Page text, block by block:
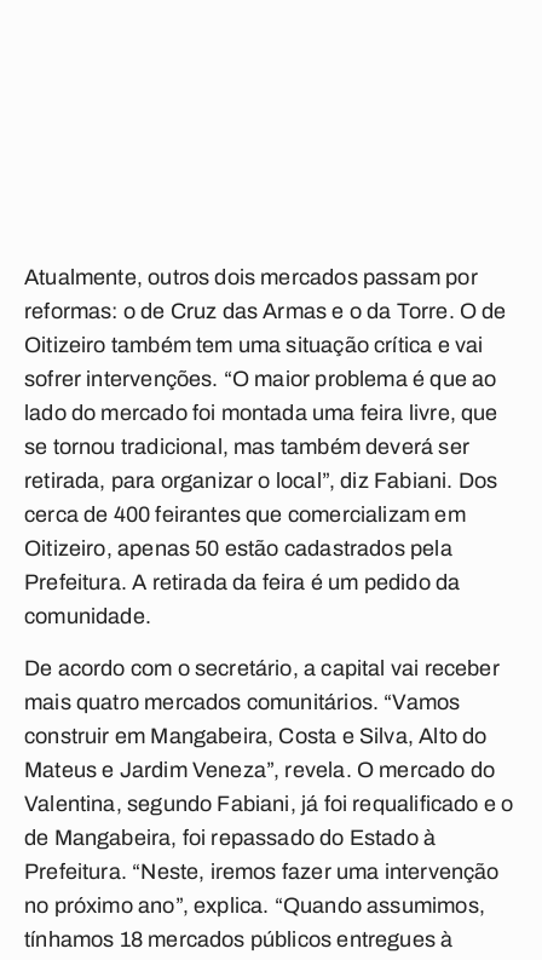
Atualmente, outros dois mercados passam por
reformas: o de Cruz das Armas e o da Torre. O de
Oitizeiro também tem uma situação crítica e vai
sofrer intervenções. “O maior problema é que ao
lado do mercado foi montada uma feira livre, que
se tornou tradicional, mas também deverá ser
retirada, para organizar o local”, diz Fabiani. Dos
cerca de 400 feirantes que comercializam em
Oitizeiro, apenas 50 estão cadastrados pela
Prefeitura. A retirada da feira é um pedido da
comunidade.
De acordo com o secretário, a capital vai receber
mais quatro mercados comunitários. “Vamos
construir em Mangabeira, Costa e Silva, Alto do
Mateus e Jardim Veneza”, revela. O mercado do
Valentina, segundo Fabiani, já foi requalificado e o
de Mangabeira, foi repassado do Estado à
Prefeitura. “Neste, iremos fazer uma intervenção
no próximo ano”, explica. “Quando assumimos,
tínhamos 18 mercados públicos entregues à